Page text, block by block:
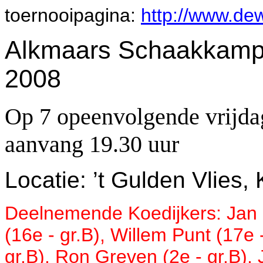
toernooipagina: http://
Alkmaars
2008
Op 7 opeenvolgende
aanvang 19.30 uur
Locatie: ’t Gulden Vlies,
Deelnemende Koedijkers:
(16e - gr.B), Willem Punt
gr.B), Ron Greven (2e -